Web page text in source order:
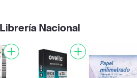
Nacional